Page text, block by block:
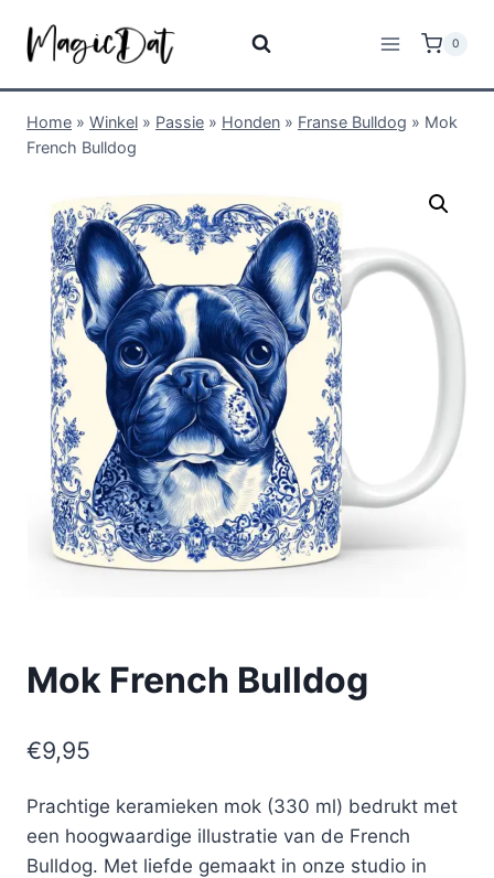
0
Home » Winkel » Passie » Honden » Franse Bulldog » Mok
French Bulldog
Mok French Bulldog
€9,95
Prachtige keramieken mok (330 ml) bedrukt met
een hoogwaardige illustratie van de French
Bulldog. Met liefde gemaakt in onze studio in